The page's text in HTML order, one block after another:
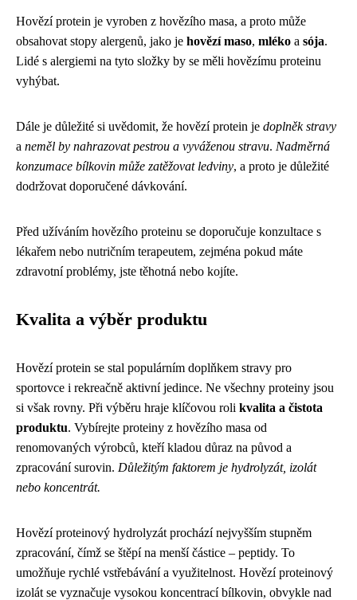
Hovězí protein je vyroben z hovězího masa, a proto může
obsahovat stopy alergenů, jako je hovězí maso, mléko a sója.
Lidé s alergiemi na tyto složky by se měli hovězímu proteinu
vyhýbat.
Dále je důležité si uvědomit, že hovězí protein je doplněk stravy
a neměl by nahrazovat pestrou a vyváženou stravu. Nadměrná
konzumace bílkovin může zatěžovat ledviny, a proto je důležité
dodržovat doporučené dávkování.
Před užíváním hovězího proteinu se doporučuje konzultace s
lékařem nebo nutričním terapeutem, zejména pokud máte
zdravotní problémy, jste těhotná nebo kojíte.
Kvalita a výběr produktu
Hovězí protein se stal populárním doplňkem stravy pro
sportovce i rekreačně aktivní jedince. Ne všechny proteiny jsou
si však rovny. Při výběru hraje klíčovou roli kvalita a čistota
produktu. Vybírejte proteiny z hovězího masa od
renomovaných výrobců, kteří kladou důraz na původ a
zpracování surovin. Důležitým faktorem je hydrolyzát, izolát
nebo koncentrát.
Hovězí proteinový hydrolyzát prochází nejvyšším stupněm
zpracování, čímž se štěpí na menší částice – peptidy. To
umožňuje rychlé vstřebávání a využitelnost. Hovězí proteinový
izolát se vyznačuje vysokou koncentrací bílkovin, obvykle nad